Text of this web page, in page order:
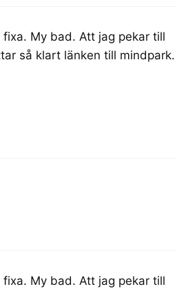
My bad. Att jag pekar till
så klart länken till mindpark.
My bad. Att jag pekar till